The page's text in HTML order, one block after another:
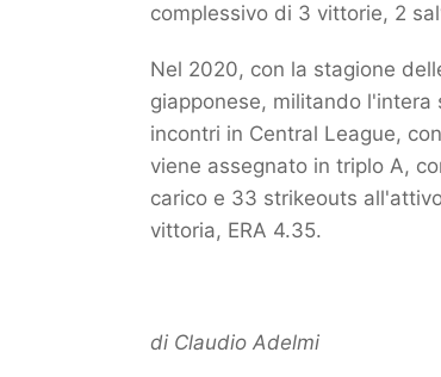
complessivo di 3 vittorie, 2
Nel 2020, con la stagione
giapponese, militando l'intera
incontri in Central League,
viene assegnato in triplo A,
carico e 33 strikeouts
vittoria, ERA 4.35.
di Claudio Adelmi